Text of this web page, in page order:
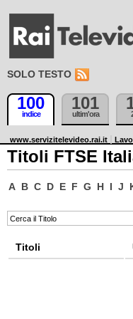
SOLO TESTO
100
indice
101
ultim'ora
www.servizitelevideo.rai.it
Titoli FTSE
A B C D E F G H I J
Titoli